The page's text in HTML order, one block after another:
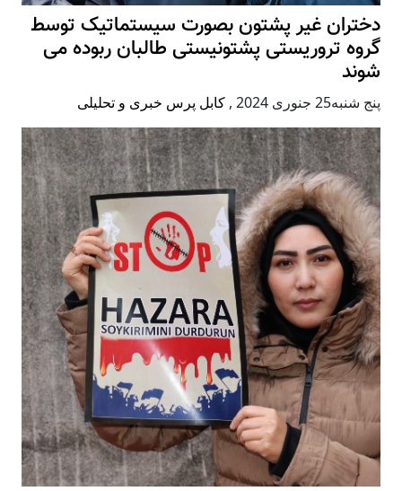
دختران غیر پشتون بصورت سیستماتیک توسط
گروه تروریستی پشتونیستی طالبان ربوده می
شوند
پنج شنبه25 جنوری 2024 , کابل پرس خبری و تحلیلی